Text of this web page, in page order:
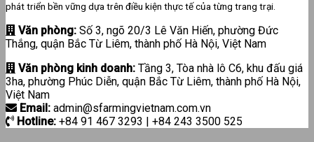
phát triển bền vững dựa trên điều kiện thực tế của từng trang trại.
Văn phòng: Số 3, ngõ 20/3 Lê Văn Hiến, phường Đức
Thắng, quận Bắc Từ Liêm, thành phố Hà Nội, Việt Nam
Văn phòng kinh doanh: Tầng 3, Tòa nhà lô C6, khu đấu giá
3ha, phường Phúc Diễn, quận Bắc Từ Liêm, thành phố Hà Nội,
Việt Nam
Email: admin@sfarmingvietnam.com.vn
Hotline: +84 91 467 3293 | +84 243 3500 525